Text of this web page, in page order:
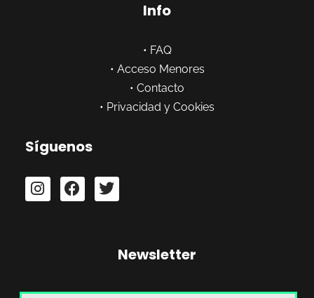
Info
• FAQ
• Acceso Menores
• Contacto
• Privacidad y Cookies
Síguenos
Newsletter